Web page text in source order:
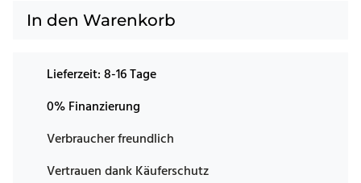
In den Warenkorb
Lieferzeit:8-16 Tage
0% Finanzierung
Verbraucher freundlich
Vertrauen dank Käuferschutz